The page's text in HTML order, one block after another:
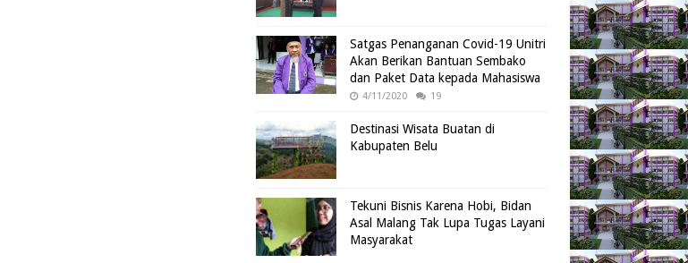
Satgas Penanganan Covid-19 Unitri
Akan Berikan Bantuan Sembako
dan Paket Data kepada Mahasiswa
4/11/2020 19
Destinasi Wisata Buatan di
Kabupaten Belu
Tekuni Bisnis Karena Hobi, Bidan
Asal Malang Tak Lupa Tugas Layani
Masyarakat